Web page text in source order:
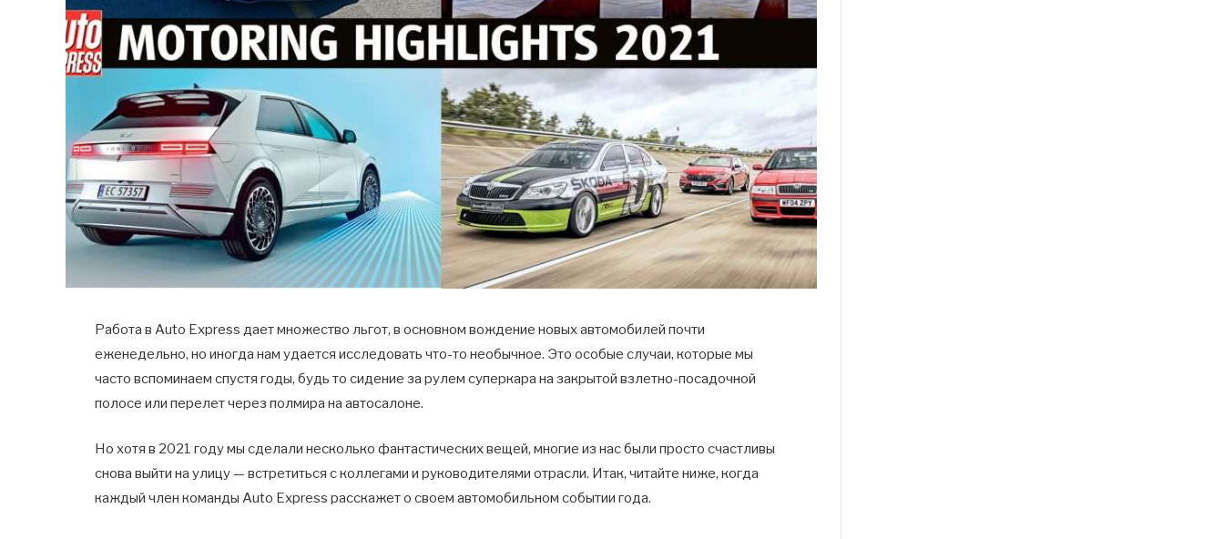
Работа в Auto Express дает множество льгот, в основном вождение новых автомобилей почти
еженедельно, но иногда нам удается исследовать что-то необычное. Это особые случаи, которые мы
часто вспоминаем спустя годы, будь то сидение за рулем суперкара на закрытой взлетно-посадочной
полосе или перелет через полмира на автосалоне.
Но хотя в 2021 году мы сделали несколько фантастических вещей, многие из нас были просто счастливы
снова выйти на улицу — встретиться с коллегами и руководителями отрасли. Итак, читайте ниже, когда
каждый член команды Auto Express расскажет о своем автомобильном событии года.